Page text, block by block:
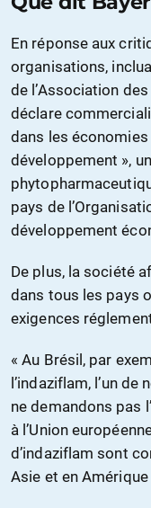
En réponse aux
organisations,
de l’Association
déclare
dans les
développement »,
pays de
développement
De plus, la société
dans tous les pays
exigences
« Au Brésil, par
l’indaziflam, l’un
ne demandons pas
à l’Union
d’indaziflam sont
Asie et en